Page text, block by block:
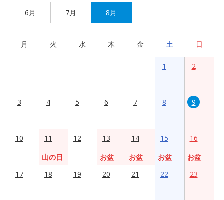
6月 7月 8月
月 火 水 木 金 土 日
1 2
3 4 5 6 7 8 9
10
11
山の日
12
13
お盆
14
お盆
15
お盆
16
お盆
17
18 19 20 21 22 23